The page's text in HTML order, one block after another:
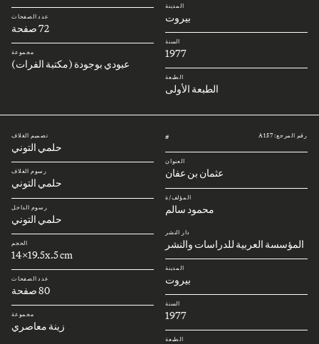
المدينة
بيروت
السنة
1977
الطبعة
الطبعة الأولى
عدد الصفحات
72 صفحة
مجموعة
عبودي بوجودة (مكتبة الفرات)
رقم المرجع: A157 #
العنوان
عثمان بن عفان
المؤلف/ة
محمود سالم
دار النشر
المؤسسة العربية للدراسات والنشر
المدينة
بيروت
السنة
1977
الطبعة
تصميم الغلاف
حلمي التوني
رسوم الغلاف
حلمي التوني
رسوم الداخل
حلمي التوني
الحجم
14x19.5x.5 cm
عدد الصفحات
80 صفحة
مجموعة
زينة معاصري